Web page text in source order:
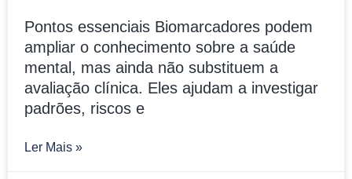
Pontos essenciais Biomarcadores podem
ampliar o conhecimento sobre a saúde
mental, mas ainda não substituem a
avaliação clínica. Eles ajudam a investigar
padrões, riscos e
Ler Mais »